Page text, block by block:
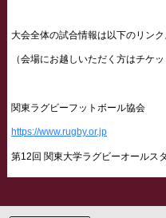
大会全体の試合情報は以下のリンク
（会場にお越しいただく方はチケ
関東ラグビーフットボール協会
https://www.rugby.or.jp
第12回 関東大学ラグビーオールス